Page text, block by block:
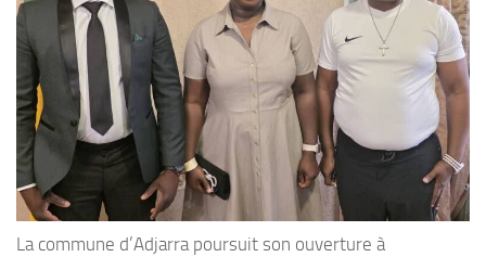
La commune d’Adjarra poursuit son ouverture à